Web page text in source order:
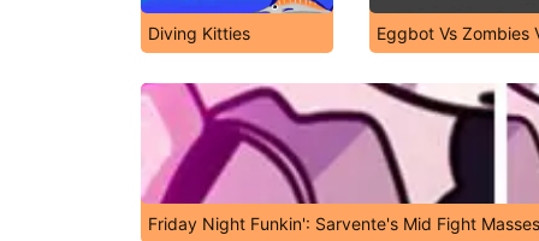
Diving Kitties Eggbot Vs Zombies
Friday Night Funkin': Sarvente's Mid Fight Masses